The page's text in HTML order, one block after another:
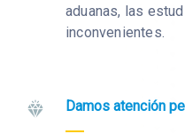
aduanas, las
inconvenientes.
Damos atención